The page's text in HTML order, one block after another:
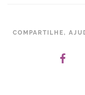
COMPARTILHE,